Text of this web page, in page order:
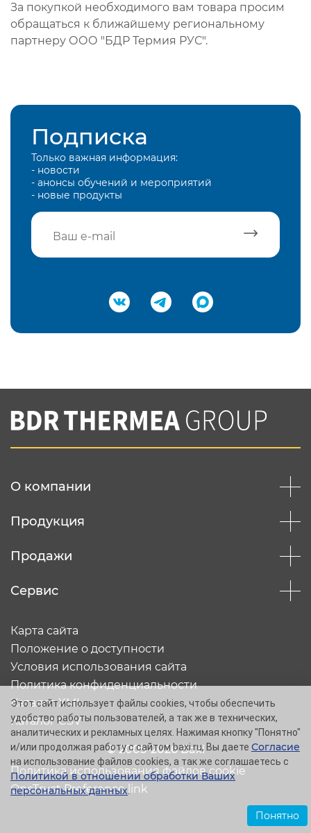
За покупкой необходимого вам товара просим
обращаться к ближайшему региональному
партнеру ООО "БДР Термия РУС".
Подписка
Только важная информация:
- новости
- анонсы обучений и мероприятий
- новые продукты
Подтвердить e-mail
Вы соглашаетесь с нашей политикой
конфеденциальности
О компании
Продукция
Продажи
Сервис
© 2005-2026 Baxi
Карта сайта
Положение о доступности
Условия использования сайта
Политика конфиденциальности
Каталог XML
Каталог CSV
Политика использования файлов cookie
OneTrust Preference link
Этот сайт использует файлы cookies, чтобы обеспечить
удобство работы пользователей, а так же в технических,
аналитических и рекламных целях. Нажимая кнопку "Понятно"
и/или продолжая работу с сайтом baxi.ru, Вы даете Согласие
на использование файлов cookies, а так же соглашаетесь с
Политикой в отношении обработки Ваших
персональных данных.
Понятно